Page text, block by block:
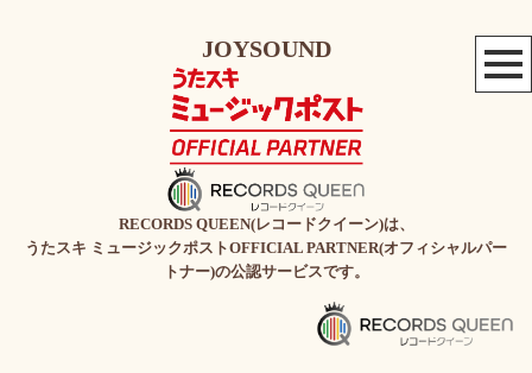
JOYSOUND
RECORDS QUEEN(レコードクイーン)は、
うたスキ ミュージックポストOFFICIAL PARTNER(オフィシャルパー
トナー)の公認サービスです。